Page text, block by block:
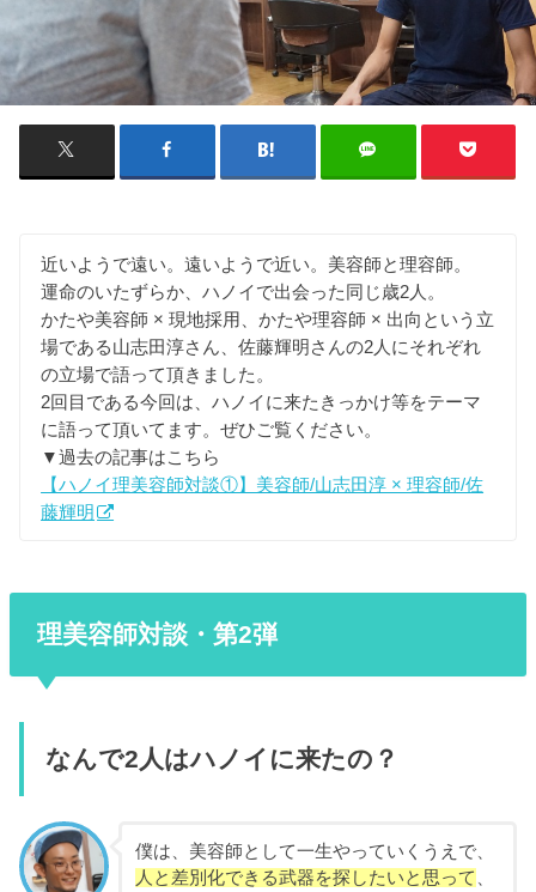
近いようで遠い。遠いようで近い。美容師と理容師。
運命のいたずらか、ハノイで出会った同じ歳2人。
かたや美容師 × 現地採用、かたや理容師 × 出向という立
場である山志田淳さん、佐藤輝明さんの2人にそれぞれ
の立場で語って頂きました。
2回目である今回は、ハノイに来たきっかけ等をテーマ
に語って頂いてます。ぜひご覧ください。
▼過去の記事はこちら
【ハノイ理美容師対談①】美容師/山志田淳 × 理容師/佐
藤輝明
理美容師対談・第2弾
なんで2人はハノイに来たの？
僕は、美容師として一生やっていくうえで、
人と差別化できる武器を探したいと思って